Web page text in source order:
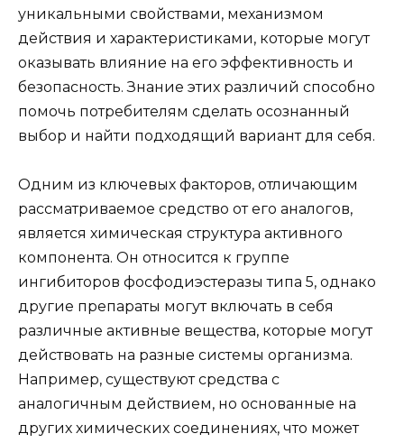
уникальными свойствами, механизмом
действия и характеристиками, которые могут
оказывать влияние на его эффективность и
безопасность. Знание этих различий способно
помочь потребителям сделать осознанный
выбор и найти подходящий вариант для себя.
Одним из ключевых факторов, отличающим
рассматриваемое средство от его аналогов,
является химическая структура активного
компонента. Он относится к группе
ингибиторов фосфодиэстеразы типа 5, однако
другие препараты могут включать в себя
различные активные вещества, которые могут
действовать на разные системы организма.
Например, существуют средства с
аналогичным действием, но основанные на
других химических соединениях, что может